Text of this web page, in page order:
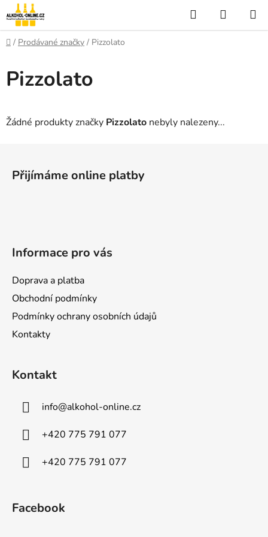
Přejít
na
obsah
Hledat
KOŠÍK
Domů
/ Prodávané značky / Pizzolato
Pizzolato
Žádné produkty značky Pizzolato nebyly nalezeny...
Přijímáme online platby
Informace pro vás
Doprava a platba
Obchodní podmínky
Podmínky ochrany osobních údajů
Kontakty
Kontakt
info@alkohol-online.cz
+420 775 791 077
+420 775 791 077
Facebook